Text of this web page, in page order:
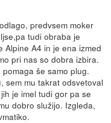
predvsem moker
tudi obraba je
Alpine A4 in je ena izmed
pri nas so dobra izbira.
še samo plug.
sem mu takrat odsvetoval
je imel tudi gor pa se
dobro služijo. Izgleda,